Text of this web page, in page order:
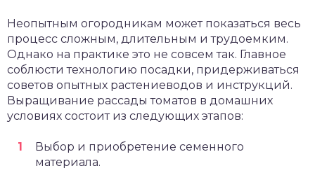
Неопытным огородникам может показаться весь
процесс сложным, длительным и трудоемким.
Однако на практике это не совсем так. Главное
соблюсти технологию посадки, придерживаться
советов опытных растениеводов и инструкций.
Выращивание рассады томатов в домашних
условиях состоит из следующих этапов:
Выбор и приобретение семенного
материала.